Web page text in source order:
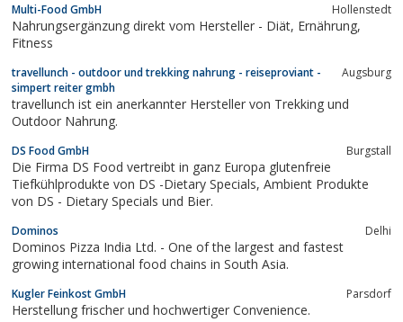
Multi-Food GmbH Hollenstedt
Nahrungsergänzung direkt vom Hersteller - Diät, Ernährung,
Fitness
travellunch - outdoor und trekking nahrung - reiseproviant -
simpert reiter gmbh
Augsburg
travellunch ist ein anerkannter Hersteller von Trekking und
Outdoor Nahrung.
DS Food GmbH Burgstall
Die Firma DS Food vertreibt in ganz Europa glutenfreie
Tiefkühlprodukte von DS -Dietary Specials, Ambient Produkte
von DS - Dietary Specials und Bier.
Dominos Delhi
Dominos Pizza India Ltd. - One of the largest and fastest
growing international food chains in South Asia.
Kugler Feinkost GmbH Parsdorf
Herstellung frischer und hochwertiger Convenience.